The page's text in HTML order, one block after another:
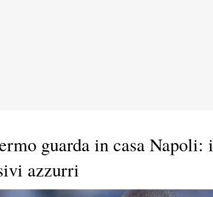
guarda in casa Napoli:
azzurri